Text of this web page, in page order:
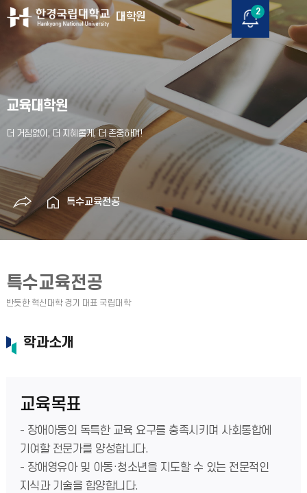
대학원 2
교육대학원
특수교육전공
특수교육전공
학과소개
교육목표
- 장애아동의 독특한 교육 요구를 충족시키며 사회통합에
기여할 전문가를 양성합니다.
- 장애영유아 및 아동·청소년을 지도할 수 있는 전문적인
지식과 기술을 함양합니다.